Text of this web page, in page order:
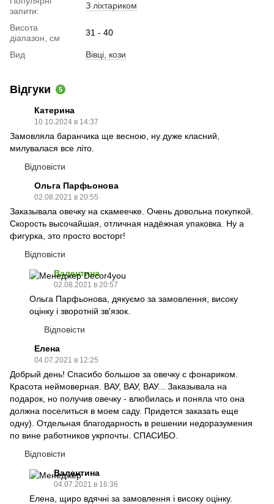
запити:
З ліхтариком
Висота
діапазон, см
31 - 40
Вид Вівці, кози
Відгуки 5
Катерина
10.10.2024 в 14:37
Замовляла баранчика ще весною, ну дуже класний,
милувалася все літо.
Відповісти
Ольга Парфьонова
02.08.2021 в 20:55
Заказывала овечку на скамеечке. Очень довольна покупкой.
Скорость высочайшая, отличная надёжная упаковка. Ну а
фигурка, это просто восторг!
Відповісти
Валентина
02.08.2021 в 20:57
Ольга Парфьонова, дякуємо за замовлення, високу
оцінку і зворотній зв'язок.
Відповісти
Елена
04.07.2021 в 12:25
Добрый день! Спасибо большое за овечку с фонариком.
Красота неймоверная. ВАУ, ВАУ, ВАУ... Заказывала на
подарок, но получив овечку - влюбилась и поняла что она
должна поселиться в моем саду. Придется заказать еще
одну). Отдельная благодарность в решении недоразумения
по вине работников укрпочты. СПАСИБО.
Відповісти
Валентина
04.07.2021 в 16:36
Елена, щиро вдячні за замовлення і високу оцінку.